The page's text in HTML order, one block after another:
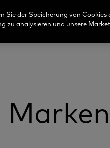
Marken
Sie der Speicherung von
zu analysieren und unsere